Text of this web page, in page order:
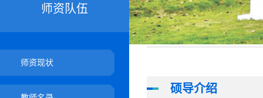
师资队伍
师资现状
硕导介绍